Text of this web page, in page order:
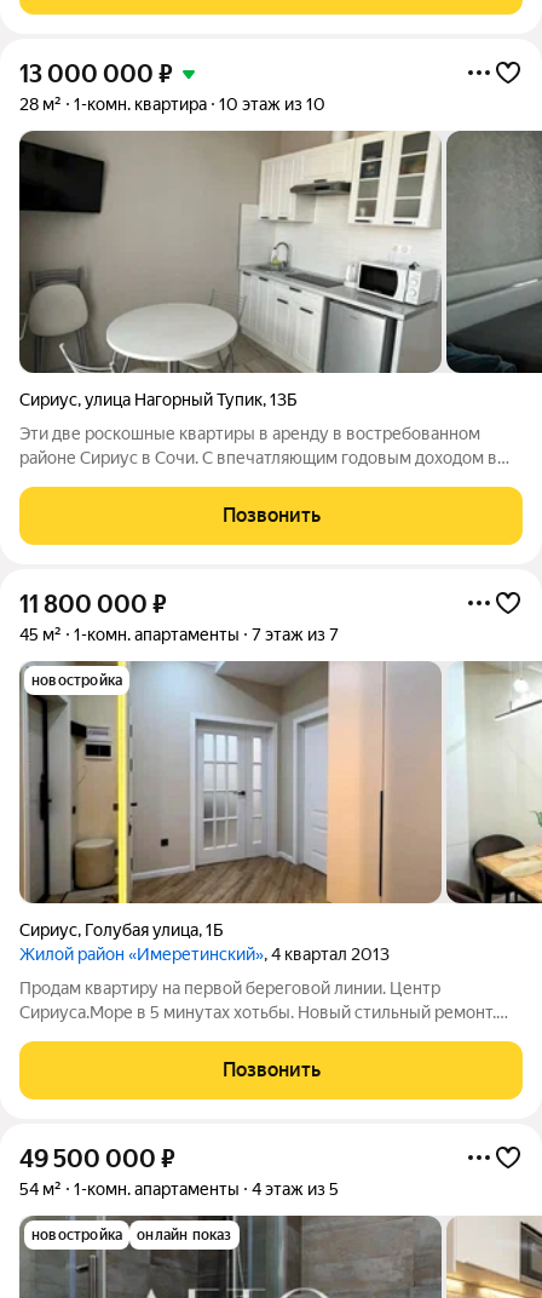
13 000 000 ₽
28 м² 1-комн. квартира 10 этаж из 10
Сириус,улица Нагорный Тупик,13Б
Эти две роскошные квартиры в аренду в востребованном
районе Сириус в Сочи. С впечатляющим годовым доходом в
эти объекты предлагают идеальное сочетание комфорта,
стиля и прибыльности. Недавно
Позвонить
11 800 000 ₽
45 м² 1-комн. апартаменты 7 этаж из 7
новостройка
Сириус, Голубая улица,1Б
Жилой район «Имеретинский», 4 квартал 2013
Продам квартиру на первой береговой линии. Центр
Сириуса.Море в 5 минутах хотьбы. Новый стильный ремонт.
проживания ,сезонного отдыха или сдачи в аренду! Супер
востребованная локация! Удобная
Позвонить
49 500 000 ₽
54 м² 1-комн. апартаменты 4 этаж из 5
новостройка онлайн показ